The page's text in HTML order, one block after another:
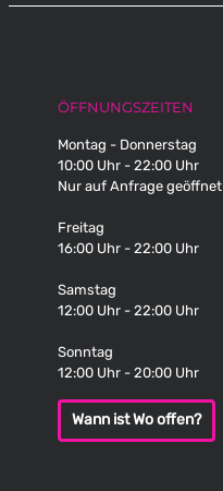
ÖFFNUNGSZEITEN
Montag - Donnerstag
10:00 Uhr - 22:00 Uhr
Nur auf Anfrage geöffnet
Freitag
16:00 Uhr - 22:00 Uhr
Samstag
12:00 Uhr - 22:00 Uhr
Sonntag
12:00 Uhr - 20:00 Uhr
Wann ist Wo offen?